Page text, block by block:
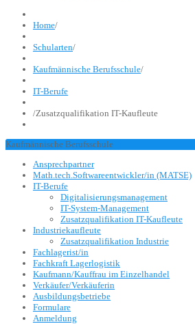
Home/
Schularten/
Kaufmännische Berufsschule/
IT-Berufe
/Zusatzqualifikation IT-Kaufleute
Kaufmännische Berufsschule
Ansprechpartner
Math.tech.Softwareentwickler/in (MATSE)
IT-Berufe
Digitalisierungsmanagement
IT-System-Management
Zusatzqualifikation IT-Kaufleute
Industriekaufleute
Zusatzqualifikation Industrie
Fachlagerist/in
Fachkraft Lagerlogistik
Kaufmann/Kauffrau im Einzelhandel
Verkäufer/Verkäuferin
Ausbildungsbetriebe
Formulare
Anmeldung